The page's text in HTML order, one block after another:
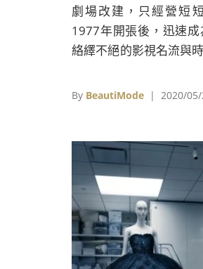
劇場改建，只經營短
1977年開張後，迅速成
絡繹不絕的影視名流與
今它已經關閉超過30年
以它為創作靈感，深遠
By BeautiMode | 2020/05/